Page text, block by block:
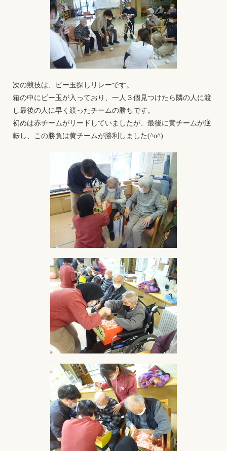
次の競技は、ビー玉探しリレーです。
箱の中にビー玉が入っており、一人３個見つけたら隣の人に渡
し最後の人に早く渡ったチームの勝ちです。
初めは赤チームがリードしていましたが、最後に黄チームが逆
転し、この勝負は黄チームが勝利しました(^o^)